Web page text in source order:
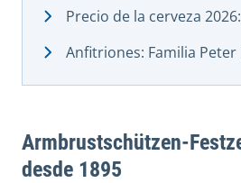
Precio de la cerveza
Anfitriones: Familia
Armbrustschützen-
desde 1895